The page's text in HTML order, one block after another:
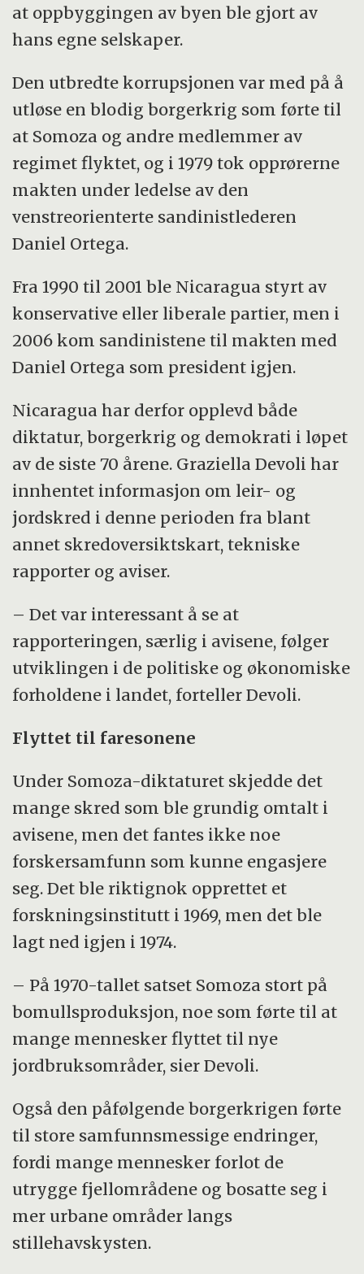
at oppbyggingen av byen ble gjort av
hans egne selskaper.
Den utbredte korrupsjonen var med på å
utløse en blodig borgerkrig som førte til
at Somoza og andre medlemmer av
regimet flyktet, og i 1979 tok opprørerne
makten under ledelse av den
venstreorienterte sandinistlederen
Daniel Ortega.
Fra 1990 til 2001 ble Nicaragua styrt av
konservative eller liberale partier, men i
2006 kom sandinistene til makten med
Daniel Ortega som president igjen.
Nicaragua har derfor opplevd både
diktatur, borgerkrig og demokrati i løpet
av de siste 70 årene. Graziella Devoli har
innhentet informasjon om leir- og
jordskred i denne perioden fra blant
annet skredoversiktskart, tekniske
rapporter og aviser.
– Det var interessant å se at
rapporteringen, særlig i avisene, følger
utviklingen i de politiske og økonomiske
forholdene i landet, forteller Devoli.
Flyttet til faresonene
Under Somoza-diktaturet skjedde det
mange skred som ble grundig omtalt i
avisene, men det fantes ikke noe
forskersamfunn som kunne engasjere
seg. Det ble riktignok opprettet et
forskningsinstitutt i 1969, men det ble
lagt ned igjen i 1974.
– På 1970-tallet satset Somoza stort på
bomullsproduksjon, noe som førte til at
mange mennesker flyttet til nye
jordbruksområder, sier Devoli.
Også den påfølgende borgerkrigen førte
til store samfunnsmessige endringer,
fordi mange mennesker forlot de
utrygge fjellområdene og bosatte seg i
mer urbane områder langs
stillehavskysten.